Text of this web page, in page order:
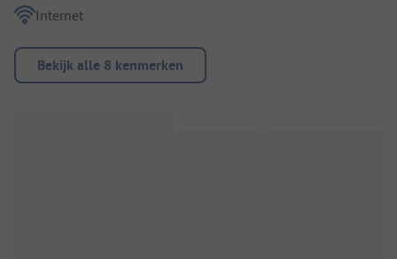
Internet
Bekijk alle 8 kenmerken